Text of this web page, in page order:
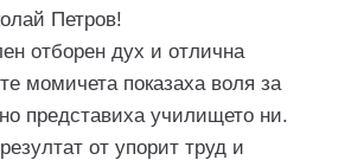
Петров!
отборен дух и отлична
момичета показаха воля за
представиха училището ни.
от упорит труд и